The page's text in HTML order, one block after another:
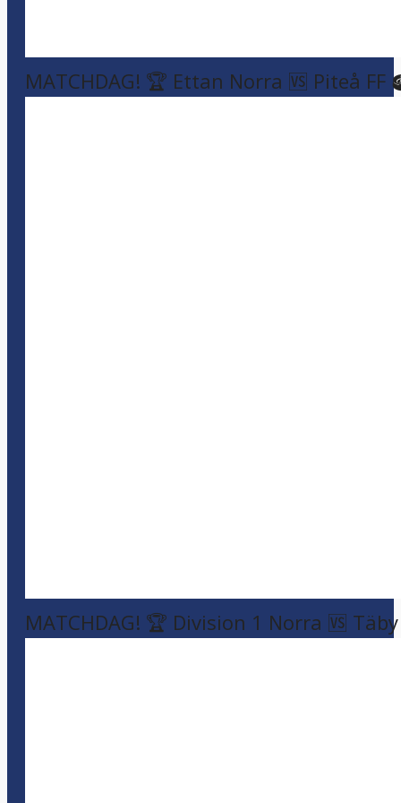
MATCHDAG! 🏆 Ettan Norra 🆚 Piteå FF
MATCHDAG! 🏆 Division 1 Norra 🆚